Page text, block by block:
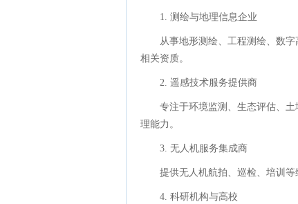
1. 测绘与地理信息企业
从事地形测绘、工程测绘、数
相关资质。
2. 遥感技术服务提供商
专注于环境监测、生态评估、
理能力。
3. 无人机服务集成商
提供无人机航拍、巡检、培训
4. 科研机构与高校